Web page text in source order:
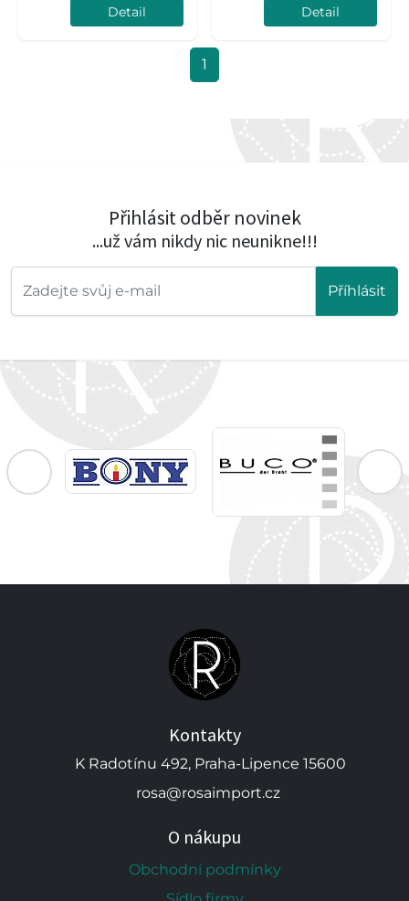
Detail Detail
1
Přihlásit odběr novinek
...už vám nikdy nic neunikne!!!
Příhlásit
Kontakty
K Radotínu 492, Praha-Lipence 15600
rosa@rosaimport.cz
O nákupu
Obchodní podmínky